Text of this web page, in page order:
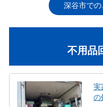
深谷市で
不用品
実
の